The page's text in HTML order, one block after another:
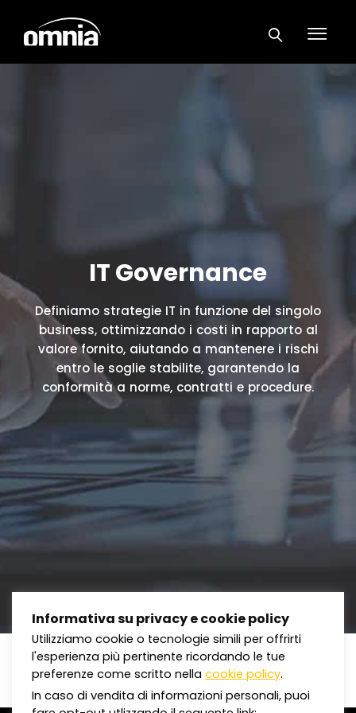
IT Governance
Definiamo strategie IT in funzione del singolo
business, ottimizzando i costi in rapporto al
valore fornito, aiutando a mantenere i rischi
entro le soglie stabilite, garantendo la
conformità a norme, contratti e procedure.
Informativa su privacy e cookie policy
Utilizziamo cookie o tecnologie simili per offrirti
l'esperienza più pertinente ricordando le tue
preferenze come scritto nella cookie policy.
In caso di vendita di informazioni personali, puoi